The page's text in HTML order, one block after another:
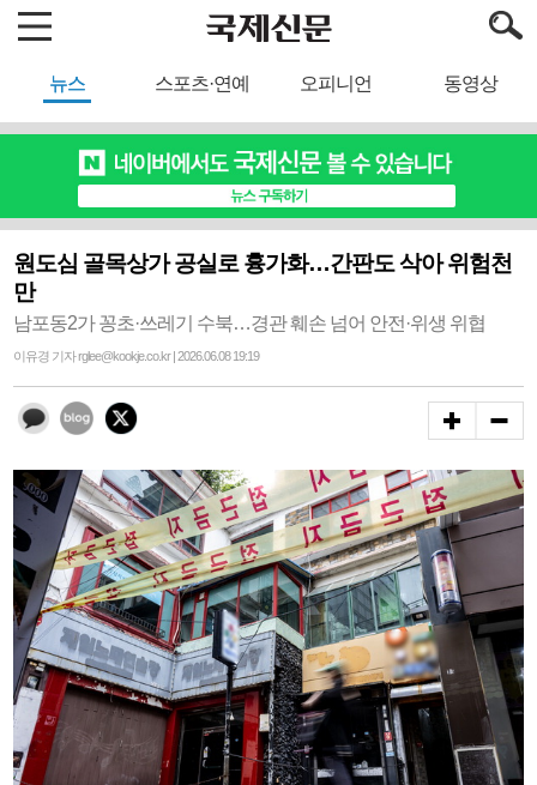
뉴스 스포츠·연예 오피니언 동영상
원도심 골목상가 공실로 흉가화…간판도 삭아 위험천
만
남포동2가 꽁초·쓰레기 수북…경관 훼손 넘어 안전·위생 위협
이유경 기자 rglee@kookje.co.kr | 2026.06.08 19:19